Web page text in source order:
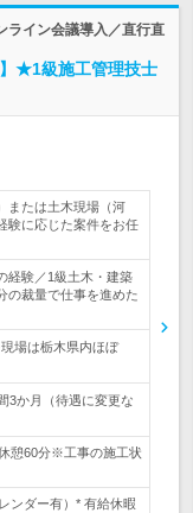
ライン会議導入／直行直
★1級施工管理技士
または土木現場（河
験に応じた案件をお任
経験／1級土木・建築
の裁量で仕事を進めた
場は栃木県内ほぼ
3か月（待遇に変更な
憩60分※工事の施工状
ンダー有）* 有給休暇